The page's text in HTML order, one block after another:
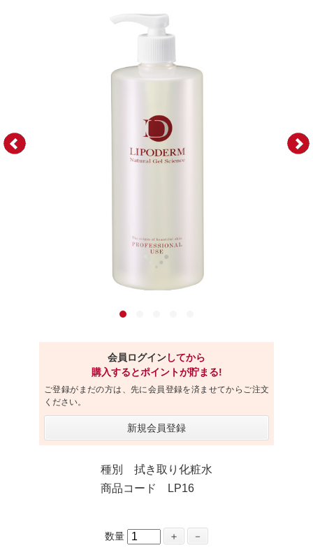
会員ログインしてから
購入するとポイントが貯まる!
ご登録がまだの方は、先に会員登録を済ませてからご注文
ください。
新規会員登録
種別 拭き取り化粧水
商品コード LP16
数量 ＋ －